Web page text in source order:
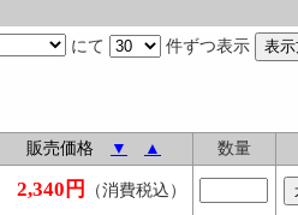
にて 件ずつ表示
販売価格 ▼ ▲ 数量
2,340円 （消費税込）